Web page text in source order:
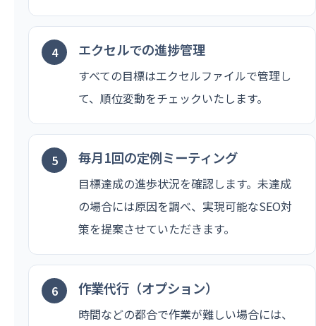
エクセルでの進捗管理
すべての目標はエクセルファイルで管理し
て、順位変動をチェックいたします。
毎月1回の定例ミーティング
目標達成の進歩状況を確認します。未達成
の場合には原因を調べ、実現可能なSEO対
策を提案させていただきます。
作業代行（オプション）
時間などの都合で作業が難しい場合には、